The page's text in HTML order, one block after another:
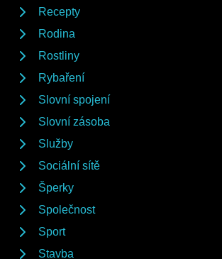
Recepty
Rodina
Rostliny
Rybaření
Slovní spojení
Slovní zásoba
Služby
Sociální sítě
Šperky
Společnost
Sport
Stavba